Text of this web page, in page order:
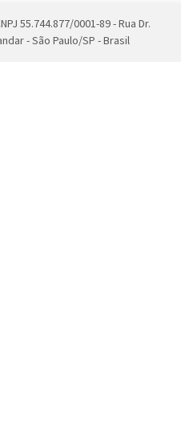
55.744.877/0001-89 - Rua Dr.
- São Paulo/SP - Brasil